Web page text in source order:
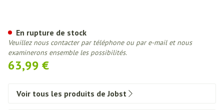
63,99 €
En rupture de stock
Veuillez nous contacter par téléphone ou par e-mail et nous
examinerons ensemble les possibilités.
Voir tous les produits de Jobst